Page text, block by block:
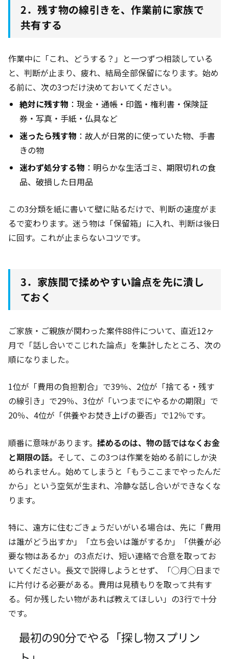
2．残す物の線引きを、作業前に家族で
共有する
作業中に「これ、どうする？」と一つずつ相談している
と、判断が止まり、疲れ、結局全部保留になります。始め
る前に、次の3つだけ決めておいてください。
絶対に残す物 ：現金・通帳・印鑑・権利書・保険証
券・写真・手紙・仏具など
迷ったら残す物 ：故人が日常的に使っていた物、手書
きの物
迷わず処分する物 ：明らかな生活ゴミ、期限切れの食
品、破損した日用品
この3分類を紙に書いて壁に貼るだけで、判断の速度がま
るで変わります。迷う物は「保留箱」に入れ、判断は後日
に回す。これが止まらないコツです。
3．家族間で揉めやすい論点を先に潰し
ておく
ご家族・ご親族が関わった案件88件について、直近12ヶ
月で「話し合いでこじれた論点」を集計したところ、次の
順になりました。
1位が「費用の負担割合」で39％、2位が「捨てる・残す
の線引き」で29％、3位が「いつまでにやるかの期限」で
20％、4位が「供養やお焚き上げの要否」で12％です。
順番に意味があります。 揉めるのは、物の話ではなくお金
と期限の話。 そして、この3つは作業を始める前にしか決
められません。始めてしまうと「もうここまでやったんだ
から」という空気が生まれ、冷静な話し合いができなくな
ります。
特に、遠方に住むごきょうだいがいる場合は、先に「費用
は誰がどう出すか」「立ち会いは誰がするか」「供養が必
要な物はあるか」の3点だけ、短い連絡で合意を取ってお
いてください。長文で説得しようとせず、「◯月◯日まで
に片付ける必要がある。費用は見積もりを取って共有す
る。何か残したい物があれば教えてほしい」の3行で十分
です。
最初の90分でやる「探し物スプリン